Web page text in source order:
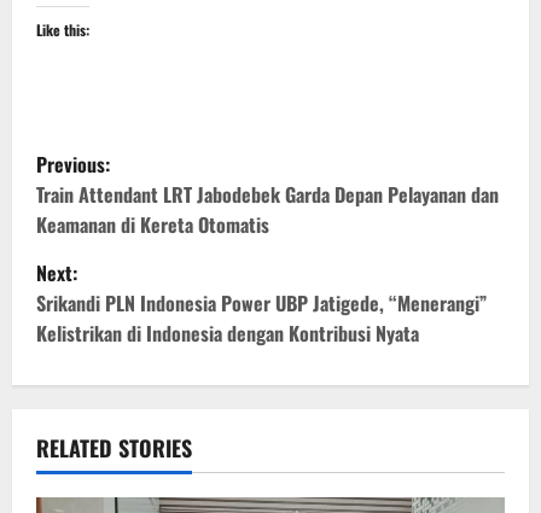
Like this:
P
o
s
t
n
v
Previous:
Train Attendant LRT Jabodebek Garda Depan Pelayanan dan
Keamanan di Kereta Otomatis
Next:
Srikandi PLN Indonesia Power UBP Jatigede, “Menerangi”
Kelistrikan di Indonesia dengan Kontribusi Nyata
RELATED STORIES